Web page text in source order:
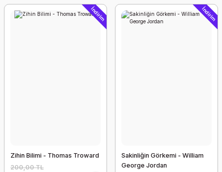
İndirim
Zihin Bilimi - Thomas Troward
200,00 TL
İndirim
Sakinliğin Görkemi - William
George Jordan